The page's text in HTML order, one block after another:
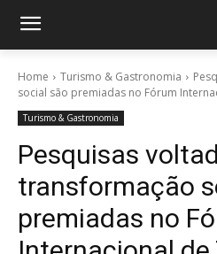
Home Turismo & Gastronomia
social são premiadas no Fórum
Turismo & Gastronomia
Pesquisas
transformação
premiadas no